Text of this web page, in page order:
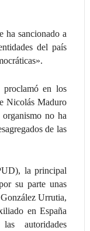
ha sancionado a
del país
en los
Nicolás Maduro
no ha
de las
la principal
su parte unas
Urrutia,
en España
autoridades